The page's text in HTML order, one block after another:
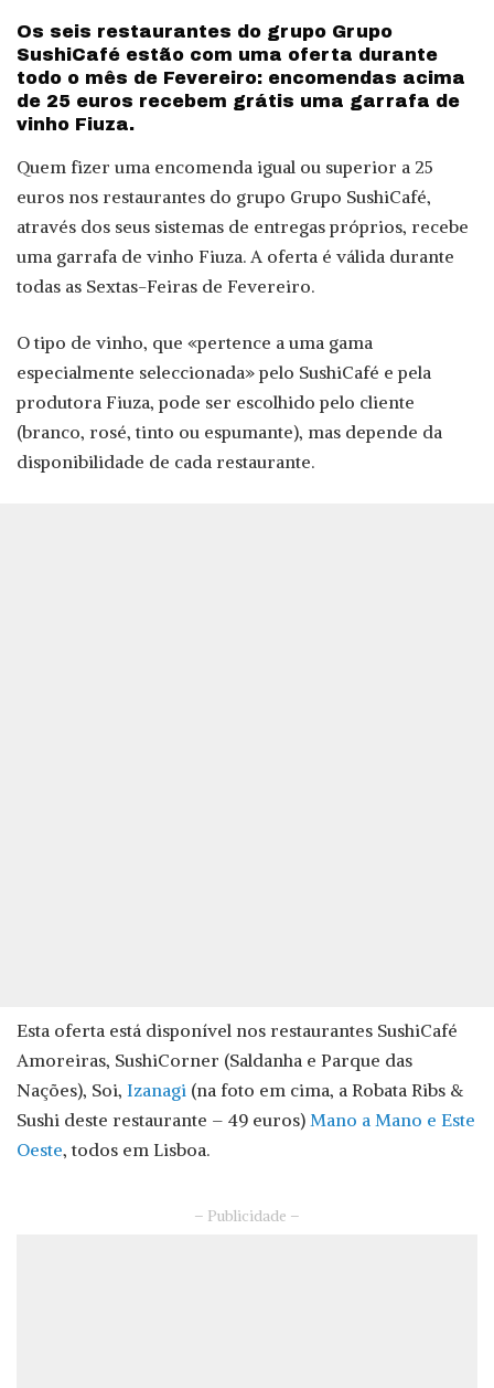
Os seis restaurantes do grupo Grupo
SushiCafé estão com uma oferta durante
todo o mês de Fevereiro: encomendas acima
de 25 euros recebem grátis uma garrafa de
vinho Fiuza.
Quem fizer uma encomenda igual ou superior a 25
euros nos restaurantes do grupo Grupo SushiCafé,
através dos seus sistemas de entregas próprios, recebe
uma garrafa de vinho Fiuza. A oferta é válida durante
todas as Sextas-Feiras de Fevereiro.
O tipo de vinho, que «pertence a uma gama
especialmente seleccionada» pelo SushiCafé e pela
produtora Fiuza, pode ser escolhido pelo cliente
(branco, rosé, tinto ou espumante), mas depende da
disponibilidade de cada restaurante.
Esta oferta está disponível nos restaurantes SushiCafé
Amoreiras, SushiCorner (Saldanha e Parque das
Nações), Soi, Izanagi (na foto em cima, a Robata Ribs &
Sushi deste restaurante – 49 euros) Mano a Mano e Este
Oeste, todos em Lisboa.
– Publicidade –